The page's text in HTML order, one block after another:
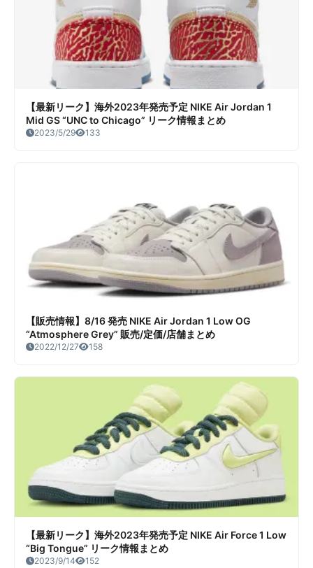
【最新リーク】海外2023年発売予定 NIKE Air Jordan 1
Mid GS “UNC to Chicago” リーク情報まとめ
2023/5/29 133
【販売情報】8/16 発売 NIKE Air Jordan 1 Low OG
“Atmosphere Grey” 販売/定価/店舗まとめ
2022/12/27 158
【最新リーク】海外2023年発売予定 NIKE Air Force 1 Low
“Big Tongue” リーク情報まとめ
2023/9/14 152